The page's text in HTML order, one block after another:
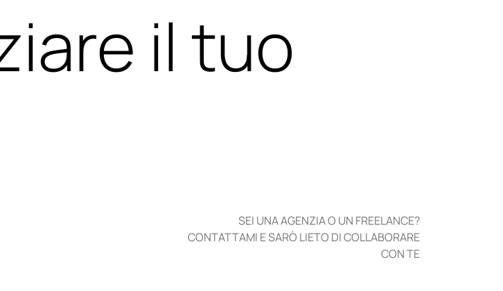
il tuo
SEI UNA AGENZIA O UN FREELANCE?
CONTATTAMI E SARÒ LIETO DI COLLABORARE
CON TE